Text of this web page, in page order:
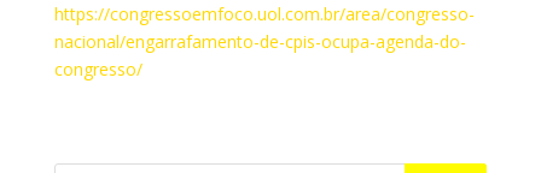
https://congressoemfoco.uol.com.br/area/congresso-
nacional/engarrafamento-de-cpis-ocupa-agenda-do-
congresso/